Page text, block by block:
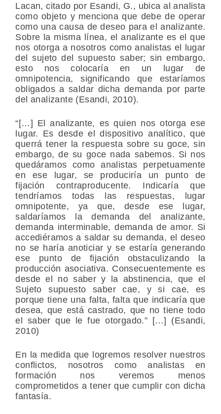
Lacan, citado por Esandi, G., ubica al analista
como objeto y menciona que debe de operar
como una causa de deseo para el analizante.
Sobre la misma línea, el analizante es el que
nos otorga a nosotros como analistas el lugar
del sujeto del supuesto saber; sin embargo,
esto nos colocaría en un lugar de
omnipotencia, significando que estaríamos
obligados a saldar dicha demanda por parte
del analizante (Esandi, 2010).
“[…] El analizante, es quien nos otorga ese
lugar. Es desde el dispositivo analítico, que
querrá tener la respuesta sobre su goce, sin
embargo, de su goce nada sabemos. Si nos
quedáramos como analistas perpetuamente
en ese lugar, se produciría un punto de
fijación contraproducente. Indicaría que
tendríamos todas las respuestas, lugar
omnipotente, ya que, desde ese lugar,
saldaríamos la demanda del analizante,
demanda interminable, demanda de amor. Si
accediéramos a saldar su demanda, el deseo
no se haría anoticiar y se estaría generando
ese punto de fijación obstaculizando la
producción asociativa. Consecuentemente es
desde el no saber y la abstinencia, que el
Sujeto supuesto saber cae, y si cae, es
porque tiene una falta, falta que indicaría que
desea, que está castrado, que no tiene todo
el saber que le fue otorgado.” […] (Esandi,
2010)
En la medida que logremos resolver nuestros
conflictos, nosotros como analistas en
formación nos veremos menos
comprometidos a tener que cumplir con dicha
fantasía.